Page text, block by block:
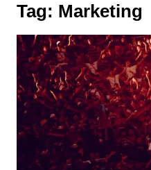
Tag: Marketing